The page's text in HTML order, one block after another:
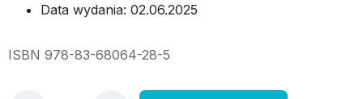
Data wydania: 02.06.2025
ISBN 978-83-68064-28-5